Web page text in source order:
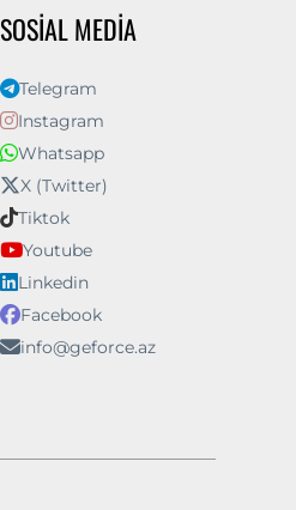
SOSIAL MEDIA
Telegram
Instagram
Whatsapp
X (Twitter)
Tiktok
Youtube
Linkedin
Facebook
info@geforce.az